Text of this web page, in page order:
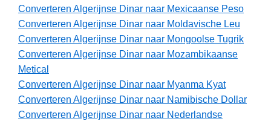
Converteren Algerijnse Dinar naar Mexicaanse Peso
Converteren Algerijnse Dinar naar Moldavische Leu
Converteren Algerijnse Dinar naar Mongoolse Tugrik
Converteren Algerijnse Dinar naar Mozambikaanse
Metical
Converteren Algerijnse Dinar naar Myanma Kyat
Converteren Algerijnse Dinar naar Namibische Dollar
Converteren Algerijnse Dinar naar Nederlandse